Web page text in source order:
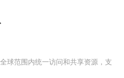
球范围内统一访问和共享资源，支